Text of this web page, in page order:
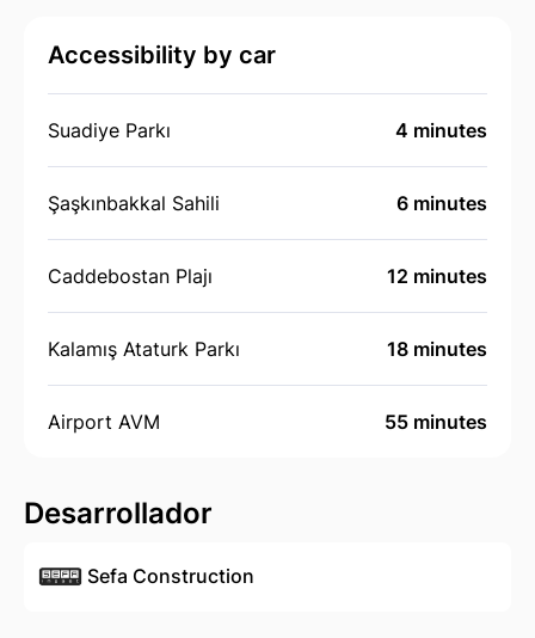
Accessibility by car
Suadiye Parkı 4 minutes
Şaşkınbakkal Sahili 6 minutes
Caddebostan Plajı 12 minutes
Kalamış Ataturk Parkı 18 minutes
Airport AVM 55 minutes
Desarrollador
Sefa Construction